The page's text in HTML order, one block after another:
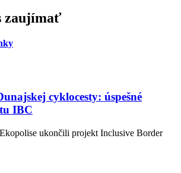
zaujímať
cyklocesty: úspešné
IBC
ukončili projekt Inclusive Border